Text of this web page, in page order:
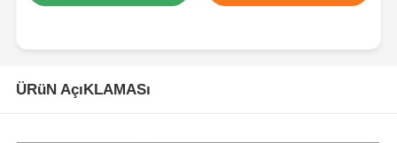
ÜRüN AçıKLAMASı